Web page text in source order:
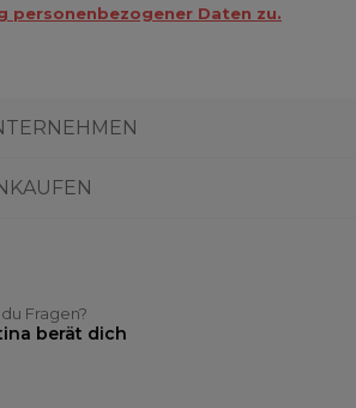
personenbezogener Daten zu.
Fragen?
berät dich